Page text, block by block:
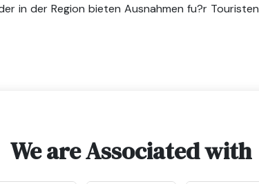
in der Region bieten Ausnahmen fu?r Touristen
We are Associated with